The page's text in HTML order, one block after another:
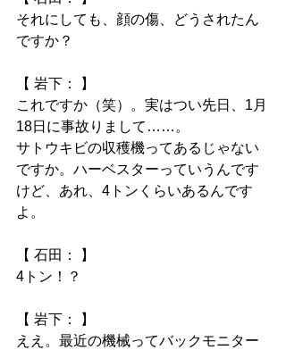
それにしても、顔の傷、どうされたん
ですか？
【 岩下： 】
これですか（笑）。実はつい先日、1月
18日に事故りまして……。
サトウキビの収穫機ってあるじゃない
ですか。ハーベスターっていうんです
けど、あれ、4トンくらいあるんです
よ。
【 石田： 】
4トン！？
【 岩下： 】
ええ。最近の機械ってバックモニター